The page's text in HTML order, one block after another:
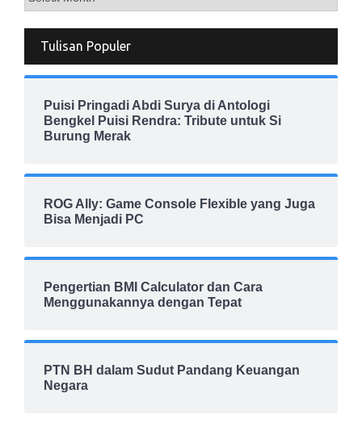
Tulisan Populer
Puisi Pringadi Abdi Surya di Antologi
Bengkel Puisi Rendra: Tribute untuk Si
Burung Merak
ROG Ally: Game Console Flexible yang Juga
Bisa Menjadi PC
Pengertian BMI Calculator dan Cara
Menggunakannya dengan Tepat
PTN BH dalam Sudut Pandang Keuangan
Negara